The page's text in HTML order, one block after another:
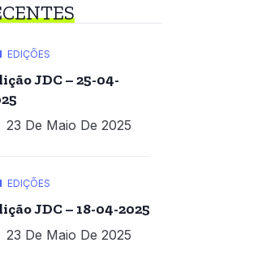
EDIÇÕES
JDC – 25-04-
23 De Maio De 2025
EDIÇÕES
JDC – 18-04-2025
23 De Maio De 2025